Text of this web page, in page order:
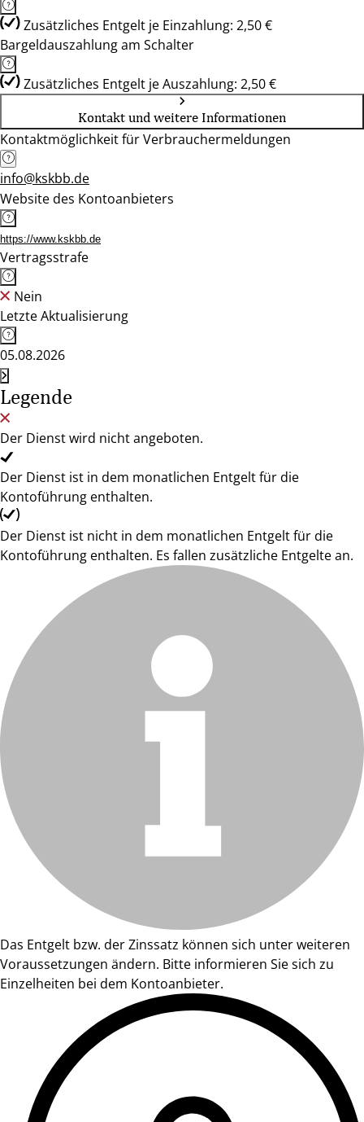
Zusätzliches Entgelt je Einzahlung: 2,50 €
Bargeldauszahlung am Schalter
Zusätzliches Entgelt je Auszahlung: 2,50 €
Kontakt und weitere Informationen
Kontaktmöglichkeit für Verbrauchermeldungen
info@kskbb.de
Website des Kontoanbieters
https://www.kskbb.de
Vertragsstrafe
Nein
Letzte Aktualisierung
05.08.2026
Legende
Der Dienst wird nicht angeboten.
Der Dienst ist in dem monatlichen Entgelt für die
Kontoführung enthalten.
Der Dienst ist nicht in dem monatlichen Entgelt für die
Kontoführung enthalten. Es fallen zusätzliche Entgelte an.
Das Entgelt bzw. der Zinssatz können sich unter weiteren
Voraussetzungen ändern. Bitte informieren Sie sich zu
Einzelheiten bei dem Kontoanbieter.